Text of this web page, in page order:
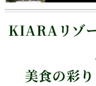
KIARAリゾ
美食の彩